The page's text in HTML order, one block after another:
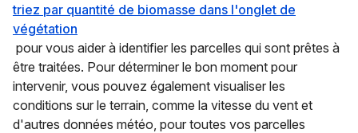
triez par quantité de biomasse dans l'onglet de
végétation
pour vous aider à identifier les parcelles qui sont prêtes à
être traitées. Pour déterminer le bon moment pour
intervenir, vous pouvez également visualiser les
conditions sur le terrain, comme la vitesse du vent et
d'autres données météo, pour toutes vos parcelles